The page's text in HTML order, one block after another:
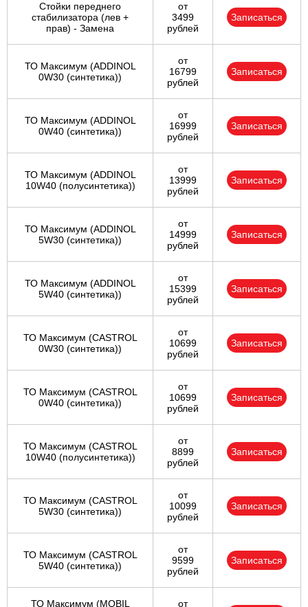
Стойки переднего
стабилизатора (лев +
прав) - Замена
от
3499
рублей
Записаться
ТО Максимум (ADDINOL
0W30 (синтетика))
от
16799
рублей
Записаться
ТО Максимум (ADDINOL
0W40 (синтетика))
от
16999
рублей
Записаться
ТО Максимум (ADDINOL
10W40 (полусинтетика))
от
13999
рублей
Записаться
ТО Максимум (ADDINOL
5W30 (синтетика))
от
14999
рублей
Записаться
ТО Максимум (ADDINOL
5W40 (синтетика))
от
15399
рублей
Записаться
ТО Максимум (CASTROL
0W30 (синтетика))
от
10699
рублей
Записаться
ТО Максимум (CASTROL
0W40 (синтетика))
от
10699
рублей
Записаться
ТО Максимум (CASTROL
10W40 (полусинтетика))
от
8899
рублей
Записаться
ТО Максимум (CASTROL
5W30 (синтетика))
от
10099
рублей
Записаться
ТО Максимум (CASTROL
5W40 (синтетика))
от
9599
рублей
Записаться
ТО Максимум (MOBIL от